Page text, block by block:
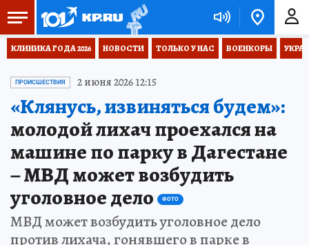
КЛИНИКА ГОДА 2026 НОВОСТИ ТОЛЬКО У НАС ВОЕНКОРЫ
ПРОИСШЕСТВИЯ 2 июня 2026 12:15
«Клянусь, извиняться будем»:
молодой лихач проехался на
машине по парку в Дагестане
– МВД может возбудить
уголовное дело
ФОТО
МВД может возбудить уголовное дело
против лихача, гонявшего в парке в